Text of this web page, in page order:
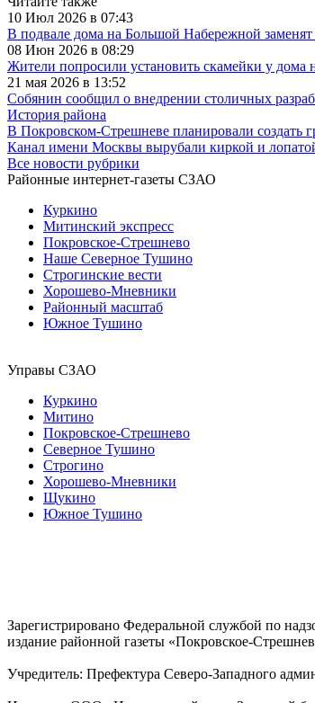
10 Июл 2026 в 07:43
В подвале дома на Большой Набережной заменят
08 Июн 2026 в 08:29
Жители попросили установить скамейки у
21 мая 2026 в 13:52
Собянин сообщил о внедрении столичных
История района
В Покровском-Стрешневе планировали создать
Канал имени Москвы вырубали киркой и
Все новости рубрики
Районные интернет-газеты СЗАО
Куркино
Митинский экспресс
Покровское-Стрешнево
Наше Северное Тушино
Строгинские вести
Хорошево-Мневники
Районный масштаб
Южное Тушино
Управы СЗАО
Куркино
Митино
Покровское-Стрешнево
Северное Тушино
Строгино
Хорошево-Мневники
Щукино
Южное Тушино
Зарегистрировано Федеральной службой по
издание районной газеты «Покровское-
Учредитель: Префектура Северо-Западного